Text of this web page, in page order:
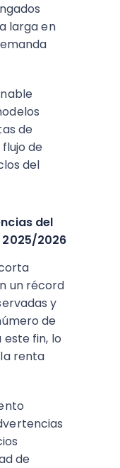
larga en
de
de
del
del
2026
un récord
y
de
fin, lo
renta
de